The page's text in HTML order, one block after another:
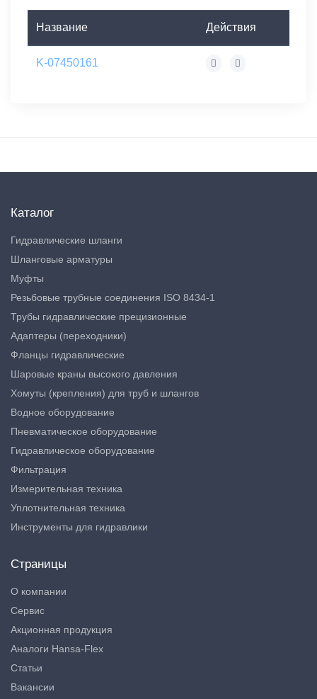
Название Действия
K-07450161
Каталог
Гидравлические шланги
Шланговые арматуры
Муфты
Резьбовые трубные соединения ISO 8434-1
Трубы гидравлические прецизионные
Адаптеры (переходники)
Фланцы гидравлические
Шаровые краны высокого давления
Хомуты (крепления) для труб и шлангов
Водное оборудование
Пневматическое оборудование
Гидравлическое оборудование
Фильтрация
Измерительная техника
Уплотнительная техника
Инструменты для гидравлики
Страницы
О компании
Сервис
Акционная продукция
Аналоги Hansa-Flex
Статьи
Вакансии